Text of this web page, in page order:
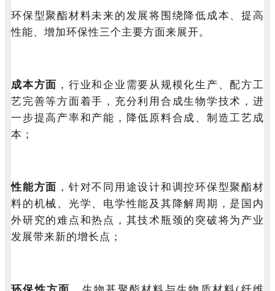
环保型聚酯材料未来的发展将围绕降低成本、提高
性能、增加环保性三个主要方面来展开。
成本方面 ，行业和企业需要从规模化生产、配方工
艺完善等方面着手，充分利用合成生物学技术，进
一步提高产率和产能，降低原料合成、制造工艺成
本；
性能方面 ，针对不同用途设计和调控环保型聚酯材
料的机械、光学、电学性能及其降解周期，是国内
外研究的难点和热点，其技术瓶颈的突破将为产业
发展带来新的增长点；